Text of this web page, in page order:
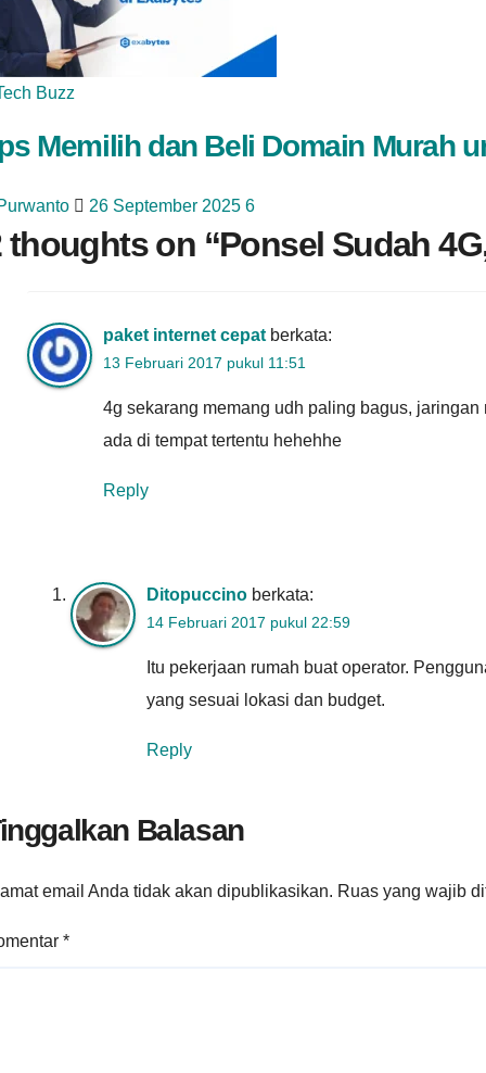
Buzz
Memilih dan Beli Domain Murah
26 September 2025 6
thoughts on “Ponsel Sudah
paket internet cepat berkata:
13 Februari 2017 pukul 11:51
4g sekarang memang udh paling bagus,
ada di tempat tertentu hehehhe
Reply
Ditopuccino berkata:
14 Februari 2017 pukul 22:59
Itu pekerjaan rumah buat operator.
yang sesuai lokasi dan budget.
Reply
Balasan
email Anda tidak akan dipublikasikan. Ruas yang wajib
*